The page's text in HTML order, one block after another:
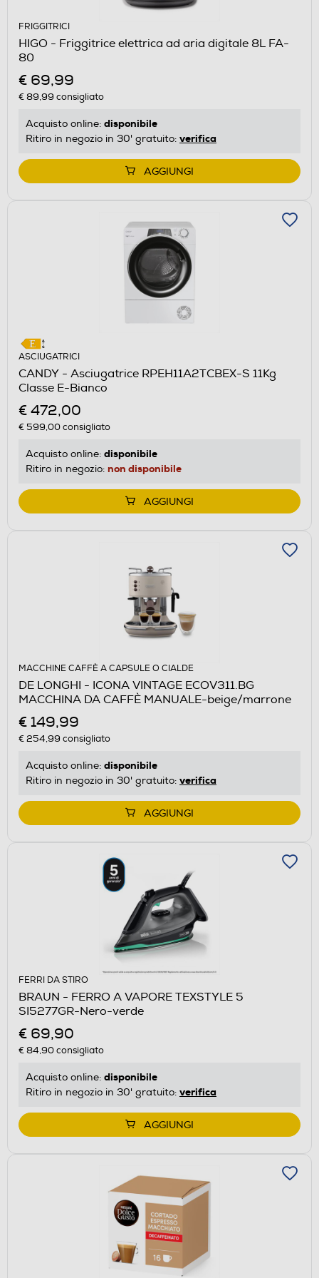
FRIGGITRICI
HIGO - Friggitrice elettrica ad aria digitale 8L FA-
80
€ 69,99
€ 89,99 consigliato
Acquisto online: disponibile
Ritiro in negozio in 30' gratuito: verifica
AGGIUNGI
ASCIUGATRICI
CANDY - Asciugatrice RPEH11A2TCBEX-S 11Kg
Classe E-Bianco
€ 472,00
€ 599,00consigliato
Acquisto online: disponibile
Ritiro in negozio: non disponibile
AGGIUNGI
MACCHINE CAFFÈ A CAPSULE O CIALDE
DE LONGHI - ICONA VINTAGE ECOV311.BG
MACCHINA DA CAFFÈ MANUALE-beige/marrone
€ 149,99
€ 254,99 consigliato
Acquisto online: disponibile
Ritiro in negozio in 30' gratuito: verifica
AGGIUNGI
FERRI DA STIRO
BRAUN - FERRO A VAPORE TEXSTYLE 5
SI5277GR-Nero-verde
€ 69,90
€ 84,90consigliato
Acquisto online: disponibile
Ritiro in negozio in 30' gratuito: verifica
AGGIUNGI